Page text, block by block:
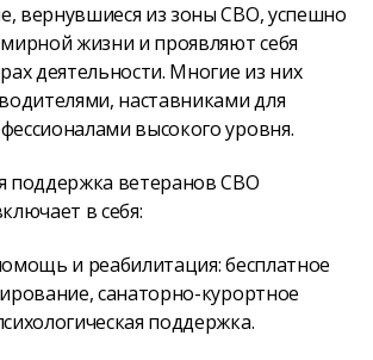
вернувшиеся из зоны СВО, успешно
жизни и проявляют себя
деятельности. Многие из них
наставниками для
высокого уровня.
поддержка ветеранов СВО
в себя:
и реабилитация: бесплатное
санаторно-курортное
поддержка.